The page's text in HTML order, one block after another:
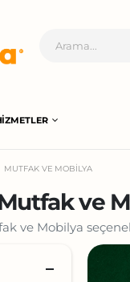
MUTFAK VE MOBILYA
ve
ve Mobilya